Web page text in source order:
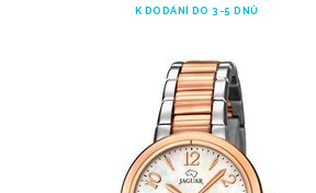
K DODÁNÍ DO 3-5 DNŮ